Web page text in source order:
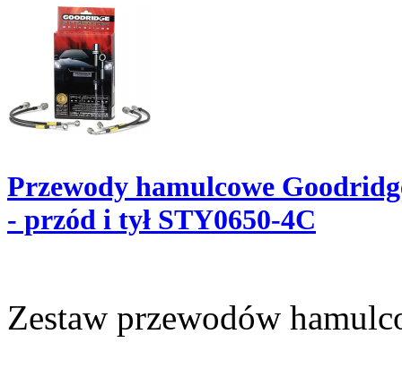
Przewody hamulcowe
- przód i tył STY0650-4C
Zestaw przewodów